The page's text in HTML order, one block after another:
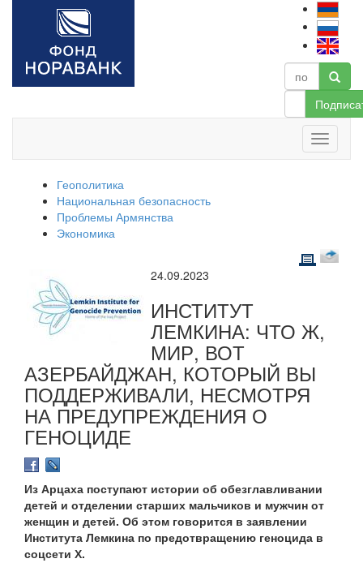
Геополитика
Национальная безопасность
Проблемы Армянства
Экономика
24.09.2023
ИНСТИТУТ
ЛЕМКИНА: ЧТО Ж,
МИР, ВОТ
АЗЕРБАЙДЖАН, КОТОРЫЙ ВЫ
ПОДДЕРЖИВАЛИ, НЕСМОТРЯ
НА ПРЕДУПРЕЖДЕНИЯ О
ГЕНОЦИДЕ
Из Арцаха поступают истории об обезглавливании
детей и отделении старших мальчиков и мужчин от
женщин и детей. Об этом говорится в заявлении
Института Лемкина по предотвращению геноцида в
соцсети Х.